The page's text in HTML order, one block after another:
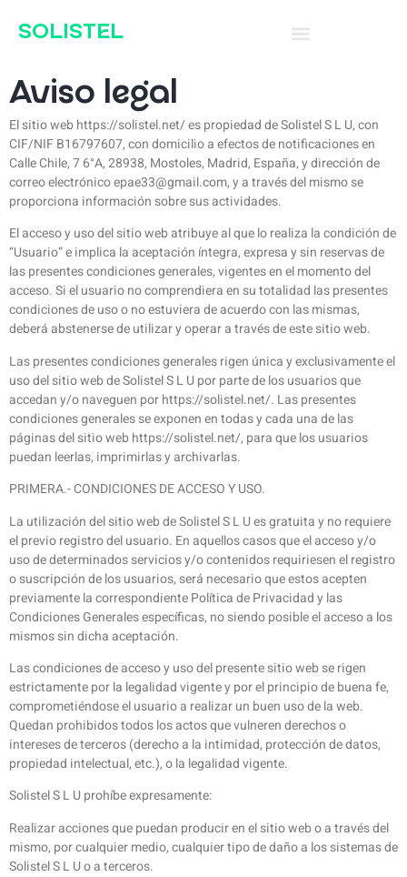
SOLISTEL
Aviso legal
El sitio web https://solistel.net/ es propiedad de Solistel S L U, con
CIF/NIF B16797607, con domicilio a efectos de notificaciones en
Calle Chile, 7 6°A, 28938, Mostoles, Madrid, España, y dirección de
correo electrónico epae33@gmail.com, y a través del mismo se
proporciona información sobre sus actividades.
El acceso y uso del sitio web atribuye al que lo realiza la condición de
“Usuario” e implica la aceptación íntegra, expresa y sin reservas de
las presentes condiciones generales, vigentes en el momento del
acceso. Si el usuario no comprendiera en su totalidad las presentes
condiciones de uso o no estuviera de acuerdo con las mismas,
deberá abstenerse de utilizar y operar a través de este sitio web.
Las presentes condiciones generales rigen única y exclusivamente el
uso del sitio web de Solistel S L U por parte de los usuarios que
accedan y/o naveguen por https://solistel.net/. Las presentes
condiciones generales se exponen en todas y cada una de las
páginas del sitio web https://solistel.net/, para que los usuarios
puedan leerlas, imprimirlas y archivarlas.
PRIMERA.- CONDICIONES DE ACCESO Y USO.
La utilización del sitio web de Solistel S L U es gratuita y no requiere
el previo registro del usuario. En aquellos casos que el acceso y/o
uso de determinados servicios y/o contenidos requiriesen el registro
o suscripción de los usuarios, será necesario que estos acepten
previamente la correspondiente Política de Privacidad y las
Condiciones Generales específicas, no siendo posible el acceso a los
mismos sin dicha aceptación.
Las condiciones de acceso y uso del presente sitio web se rigen
estrictamente por la legalidad vigente y por el principio de buena fe,
comprometiéndose el usuario a realizar un buen uso de la web.
Quedan prohibidos todos los actos que vulneren derechos o
intereses de terceros (derecho a la intimidad, protección de datos,
propiedad intelectual, etc.), o la legalidad vigente.
Solistel S L U prohíbe expresamente:
Realizar acciones que puedan producir en el sitio web o a través del
mismo, por cualquier medio, cualquier tipo de daño a los sistemas de
Solistel S L U o a terceros.